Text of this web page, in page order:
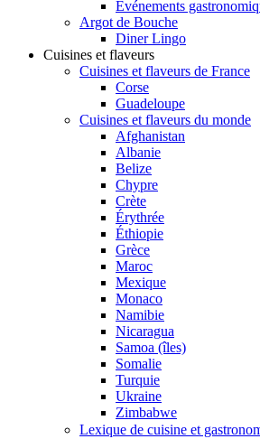
Evénements
Argot de Bouche
Diner Lingo
Cuisines et flaveurs
Cuisines et flaveurs de France
Corse
Guadeloupe
Cuisines et flaveurs du monde
Afghanistan
Albanie
Belize
Chypre
Crète
Érythrée
Éthiopie
Grèce
Maroc
Mexique
Monaco
Namibie
Nicaragua
Samoa (îles)
Somalie
Turquie
Ukraine
Zimbabwe
Lexique de cuisine et